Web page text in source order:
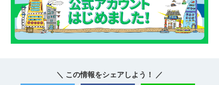
＼ この情報をシェアしよう！ ／